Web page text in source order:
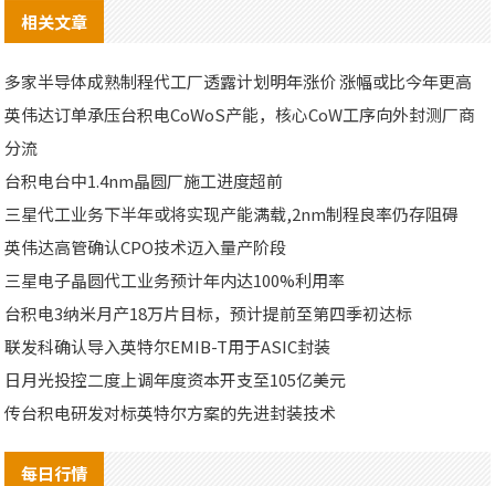
相关文章
多家半导体成熟制程代工厂透露计划明年涨价 涨幅或比今年更高
英伟达订单承压台积电CoWoS产能，核心CoW工序向外封测厂商
分流
台积电台中1.4nm晶圆厂施工进度超前
三星代工业务下半年或将实现产能满载,2nm制程良率仍存阻碍
英伟达高管确认CPO技术迈入量产阶段
三星电子晶圆代工业务预计年内达100%利用率
台积电3纳米月产18万片目标，预计提前至第四季初达标
联发科确认导入英特尔EMIB-T用于ASIC封装
日月光投控二度上调年度资本开支至105亿美元
传台积电研发对标英特尔方案的先进封装技术
每日行情